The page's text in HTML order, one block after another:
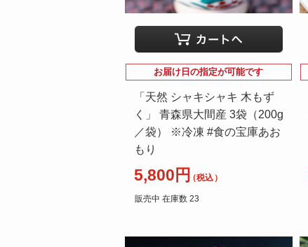
お届け日の指定が可能です
「天然 シャキシャキ 木もず
く」 青森県大間産 3袋（200g
／袋） ※冷凍 #食の宝庫あお
もり
5,800円（税込）
販売中 在庫数 23